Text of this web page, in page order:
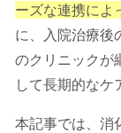
ーズな連携によ
に、入院治療後
のクリニックが
して長期的なケ
本記事では、消